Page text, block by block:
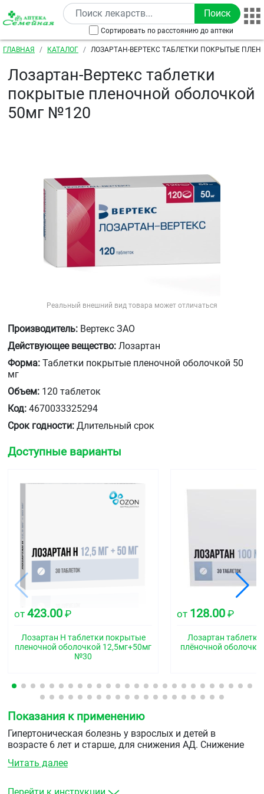
Перейти к основному содержанию
Сортировать по расстоянию до аптеки
Строка навигации
ГЛАВНАЯ КАТАЛОГ
ЛОЗАРТАН-ВЕРТЕКС ТАБЛЕТКИ ПОКРЫТЫЕ
Лозартан-Вертекс таблетки
покрытые пленочной оболочкой
50мг №120
Реальный внешний вид товара может отличаться
Производитель: Вертекс ЗАО
Действующее вещество: Лозартан
Форма: Таблетки покрытые пленочной оболочкой 50
мг
Объем: 120 таблеток
Код: 4670033325294
Срок годности: Длительный срок
Доступные варианты
от 423.00 ₽
Лозартан Н таблетки покрытые
пленочной оболочкой 12,5мг+50мг
№30
от 128.00 ₽
Лозартан
плёночной
Показания к применению
Гипертоническая болезнь у взрослых и детей в
возрасте 6 лет и старше, для снижения АД. Снижение
сердечно-сосудистых событий, в первую очередь
другими гипотензивными средствами.
Читать далее